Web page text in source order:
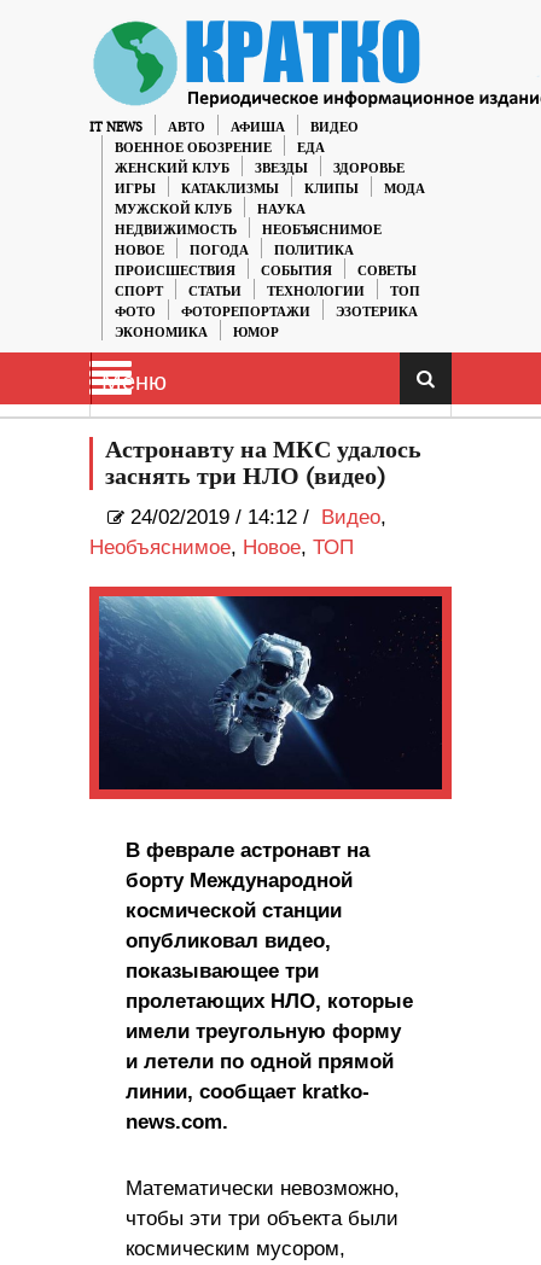
IT NEWS АВТО АФИША
ВИДЕО
ВОЕННОЕ ОБОЗРЕНИЕ
ЕДА
ЖЕНСКИЙ КЛУБ
ЗВЕЗДЫ
ЗДОРОВЬЕ
ИГРЫ
КАТАКЛИЗМЫ КЛИПЫ
МОДА
МУЖСКОЙ КЛУБ
НАУКА
НЕДВИЖИМОСТЬ
НЕОБЪЯСНИМОЕ
НОВОЕ
ПОГОДА
ПОЛИТИКА
ПРОИСШЕСТВИЯ
СОБЫТИЯ
СОВЕТЫ
СПОРТ
СТАТЬИ ТЕХНОЛОГИИ
ТОП
ФОТО
ФОТОРЕПОРТАЖИ
ЭЗОТЕРИКА
ЭКОНОМИКА
ЮМОР
Меню
Астронавту на МКС удалось
заснять три НЛО (видео)
24/02/2019 / 14:12 / Видео,
Необъяснимое, Новое, ТОП
В феврале астронавт на
борту Международной
космической станции
опубликовал видео,
показывающее три
пролетающих НЛО, которые
имели треугольную форму
и летели по одной прямой
линии, сообщает kratko-
news.com.
Математически невозможно,
чтобы эти три объекта были
космическим мусором,